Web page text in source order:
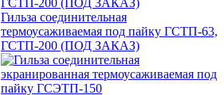
Гильза соединительная
термоусаживаемая под пайку ГСТП-63,
ГСТП-200 (ПОД ЗАКАЗ)